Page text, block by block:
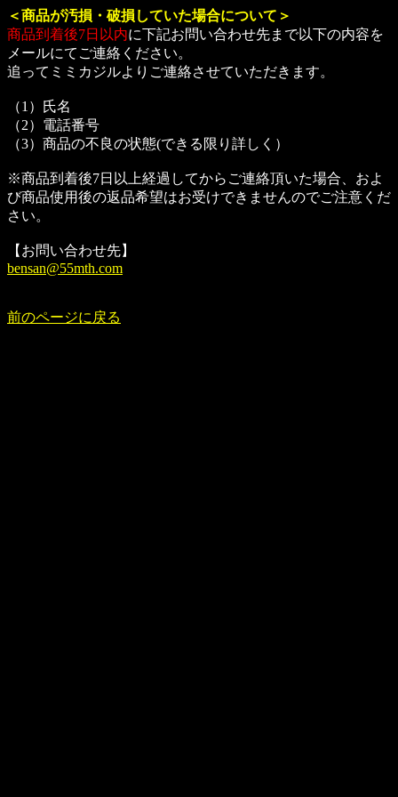
＜商品が汚損・破損していた場合について＞
商品到着後7日以内に下記お問い合わせ先まで以下の内容を
メールにてご連絡ください。
追ってミミカジルよりご連絡させていただきます。
（1）氏名
（2）電話番号
（3）商品の不良の状態(できる限り詳しく）
※商品到着後7日以上経過してからご連絡頂いた場合、およ
び商品使用後の返品希望はお受けできませんのでご注意くだ
さい。
【お問い合わせ先】
bensan@55mth.com
前のページに戻る